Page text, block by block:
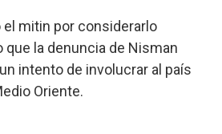
el mitin por considerarlo
que la denuncia de Nisman
intento de involucrar al país
Oriente.